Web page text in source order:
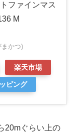
ファインマス
M
まかつ)
楽天市場
ピング
20mぐらい上の